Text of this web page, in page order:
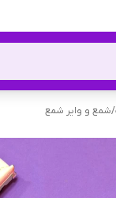
/شمع و وایر شمع